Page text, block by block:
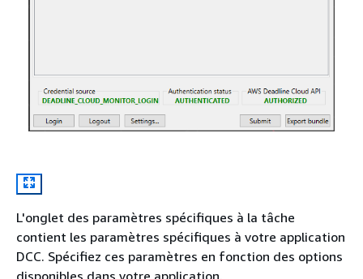
L'onglet des paramètres spécifiques à la tâche
contient les paramètres spécifiques à votre application
DCC. Spécifiez ces paramètres en fonction des options
disponibles dans votre application.